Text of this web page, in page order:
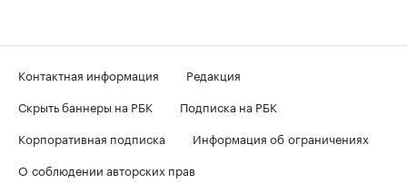
Контактная информация
Редакция
Скрыть баннеры на РБК
Подписка на РБК
Корпоративная подписка
Информация об ограничениях
О соблюдении авторских прав